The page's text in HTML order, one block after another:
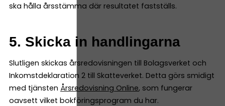
ska hålla årsstämma där resultatet fastställs.
5. Skicka in handlingarna
Slutligen skickas årsredovisningen till Bolagsverket och
Inkomstdeklaration 2 till Skatteverket. Detta görs smidigt
med tjänsten Årsredovisning Online, som fungerar
oavsett vilket bokföringsprogram du har.